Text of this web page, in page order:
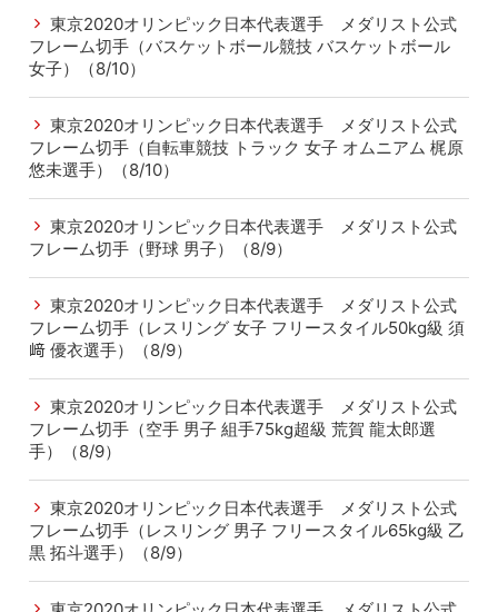
東京2020オリンピック日本代表選手 メダリスト公式
フレーム切手（バスケットボール競技 バスケットボール
女子）（8/10）
東京2020オリンピック日本代表選手 メダリスト公式
フレーム切手（自転車競技 トラック 女子 オムニアム 梶原
悠未選手）（8/10）
東京2020オリンピック日本代表選手 メダリスト公式
フレーム切手（野球 男子）（8/9）
東京2020オリンピック日本代表選手 メダリスト公式
フレーム切手（レスリング 女子 フリースタイル50kg級 須
﨑 優衣選手）（8/9）
東京2020オリンピック日本代表選手 メダリスト公式
フレーム切手（空手 男子 組手75kg超級 荒賀 龍太郎選
手）（8/9）
東京2020オリンピック日本代表選手 メダリスト公式
フレーム切手（レスリング 男子 フリースタイル65kg級 乙
黒 拓斗選手）（8/9）